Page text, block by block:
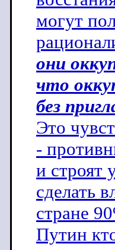
могут
они
что
без
Это
-
и строят
сделать
стране
Путин